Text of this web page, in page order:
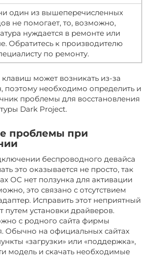
один из вышеперечисленных
не помогает, то, возможно,
нуждается в ремонте или
Обратитесь к производителю
по ремонту.
может возникать из-за
поэтому необходимо определить и
проблемы для восстановления
Dark Project.
проблемы при
беспроводного девайса
это оказывается не просто, так
ОС нет ползунка для активации
это связано с отсутствием
Исправить этот неприятный
путем установки драйверов.
с родного сайта фирмы
Обычно на официальных сайтах
«загрузки» или «поддержка»,
модель и скачать необходимые